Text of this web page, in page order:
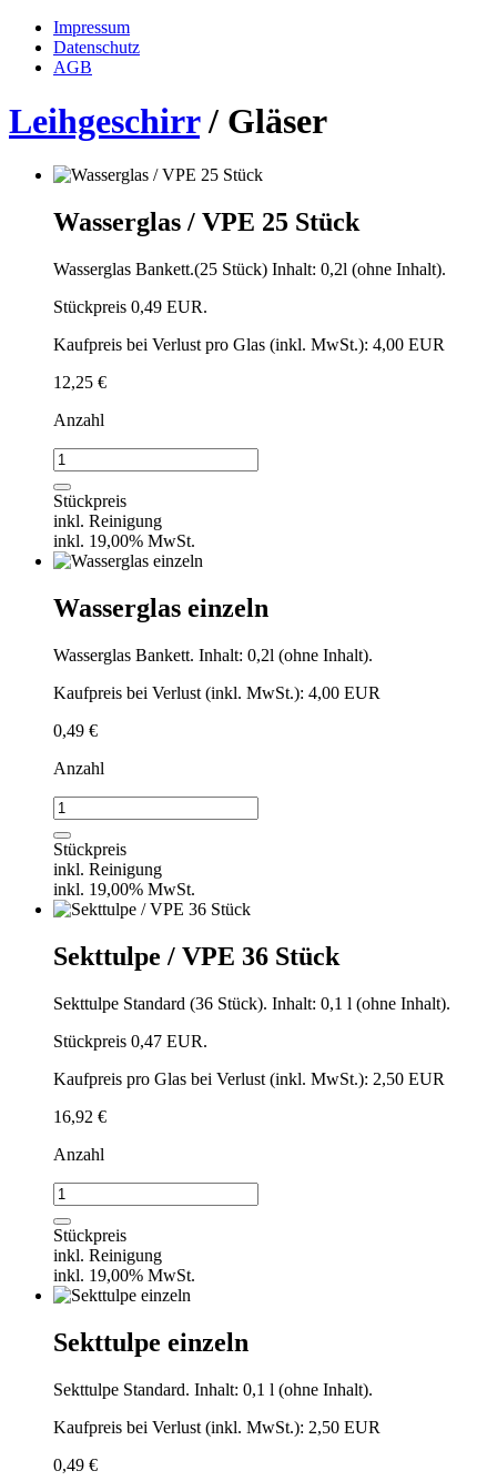
Impressum
Datenschutz
AGB
Leihgeschirr / Gläser
Wasserglas / VPE 25 Stück
Wasserglas Bankett.(25 Stück) Inhalt: 0,2l (ohne Inhalt).
Stückpreis 0,49 EUR.
Kaufpreis bei Verlust pro Glas (inkl. MwSt.): 4,00 EUR
12,25 €
Anzahl
Wasserglas
/
VPE
25
Stück
Menge
Stückpreis
inkl. Reinigung
inkl. 19,00% MwSt.
Wasserglas einzeln
Wasserglas Bankett. Inhalt: 0,2l (ohne Inhalt).
Kaufpreis bei Verlust (inkl. MwSt.): 4,00 EUR
0,49 €
Anzahl
Wasserglas
einzeln
Menge
Stückpreis
inkl. Reinigung
inkl. 19,00% MwSt.
Sekttulpe / VPE 36 Stück
Sekttulpe Standard (36 Stück). Inhalt: 0,1 l (ohne Inhalt).
Stückpreis 0,47 EUR.
Kaufpreis pro Glas bei Verlust (inkl. MwSt.): 2,50 EUR
16,92 €
Anzahl
Sekttulpe
/
VPE
36
Stück
Menge
Stückpreis
inkl. Reinigung
inkl. 19,00% MwSt.
Sekttulpe einzeln
Sekttulpe Standard. Inhalt: 0,1 l (ohne Inhalt).
Kaufpreis bei Verlust (inkl. MwSt.): 2,50 EUR
0,49 €